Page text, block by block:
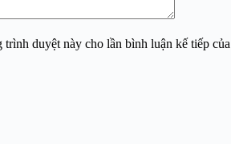
duyệt này cho lần bình luận kế tiếp